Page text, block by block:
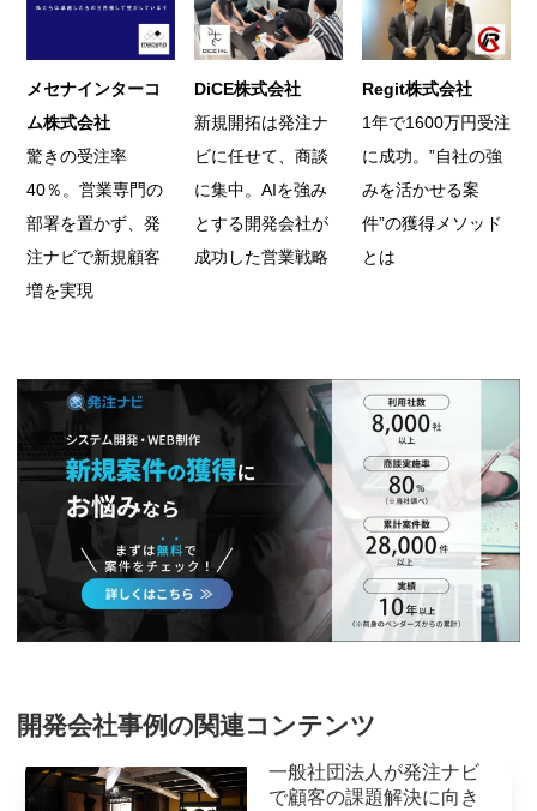
メセナインターコ
ム株式会社
驚きの受注率
40％。営業専門の
部署を置かず、発
注ナビで新規顧客
増を実現
DiCE株式会社
新規開拓は発注ナ
ビに任せて、商談
に集中。AIを強み
とする開発会社が
成功した営業戦略
Regit株式会社
1年で1600万円受注
に成功。”自社の強
みを活かせる案
件”の獲得メソッド
とは
開発会社事例の関連コンテンツ
一般社団法人が発注ナビ
で顧客の課題解決に向き